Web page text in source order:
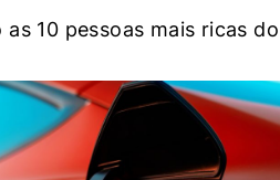
as 10 pessoas mais ricas